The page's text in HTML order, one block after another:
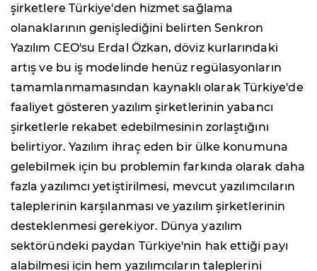
şirketlere Türkiye'den hizmet sağlama
olanaklarının genişlediğini belirten Senkron
Yazılım CEO'su Erdal Özkan, döviz kurlarındaki
artış ve bu iş modelinde henüz regülasyonların
tamamlanmamasından kaynaklı olarak Türkiye'de
faaliyet gösteren yazılım şirketlerinin yabancı
şirketlerle rekabet edebilmesinin zorlaştığını
belirtiyor. Yazılım ihraç eden bir ülke konumuna
gelebilmek için bu problemin farkında olarak daha
fazla yazılımcı yetiştirilmesi, mevcut yazılımcıların
taleplerinin karşılanması ve yazılım şirketlerinin
desteklenmesi gerekiyor. Dünya yazılım
sektöründeki paydan Türkiye'nin hak ettiği payı
alabilmesi için hem yazılımcıların taleplerini